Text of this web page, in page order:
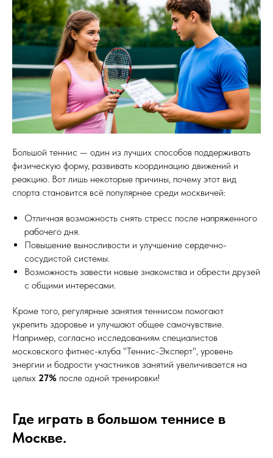
Большой теннис — один из лучших способов поддерживать
физическую форму, развивать координацию движений и
реакцию. Вот лишь некоторые причины, почему этот вид
спорта становится всё популярнее среди москвичей:
Отличная возможность снять стресс после напряженного
рабочего дня.
Повышение выносливости и улучшение сердечно-
сосудистой системы.
Возможность завести новые знакомства и обрести друзей
с общими интересами.
Кроме того, регулярные занятия теннисом помогают
укрепить здоровье и улучшают общее самочувствие.
Например, согласно исследованиям специалистов
московского фитнес-клуба "Теннис-Эксперт", уровень
энергии и бодрости участников занятий увеличивается на
целых 27% после одной тренировки!
Где играть в большом теннисе в
Москве.